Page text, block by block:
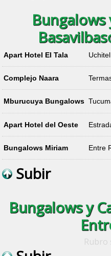
Bungalows
Apart Hotel El Tala
Complejo Naara
Mburucuya Bungalows
Apart Hotel del Oeste
Bungalows Miriam Entre
Subir
Bungalows y
Rubro